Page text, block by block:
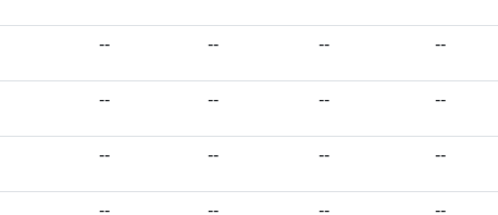
-- -- -- --
-- -- -- --
-- -- -- --
-- -- -- --